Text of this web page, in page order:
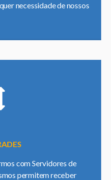
necessidade de nossos
com Servidores de
permitem receber